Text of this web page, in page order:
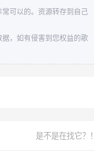
可以的。资源转存到自己
，如有侵害到您权益的歌
是不是在找它？！